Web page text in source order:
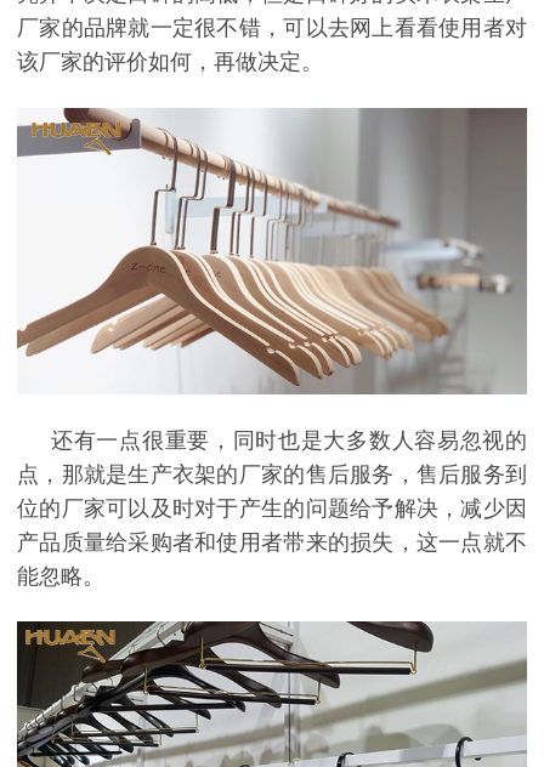
厂家的品牌就一定很不错，可以去网上看看使用者对
该厂家的评价如何，再做决定。
还有一点很重要，同时也是大多数人容易忽视的
点，那就是生产衣架的厂家的售后服务，售后服务到
位的厂家可以及时对于产生的问题给予解决，减少因
产品质量给采购者和使用者带来的损失，这一点就不
能忽略。